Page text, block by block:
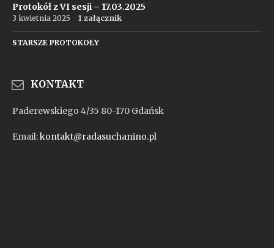
Protokół z VI sesji – 17.03.2025
3 kwietnia 2025 1 załącznik
STARSZE PROTOKOŁY
KONTAKT
Paderewskiego 4/35 80-170 Gdańsk
Email:kontakt@radasuchanino.pl